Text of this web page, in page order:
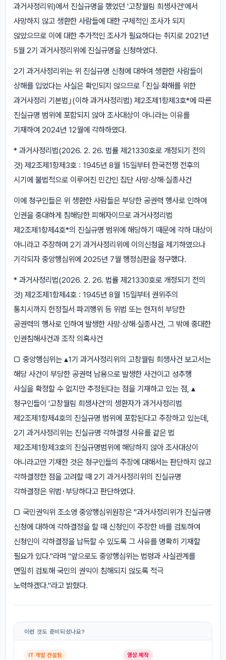
과거사정리위)에서 진실규명을 했었던 '고창월림 희생사건'에서
사망하지 않고 생환한 사람들에 대한 구체적인 조사가 되지
않았으므로 이에 대한 추가적인 조사가 필요하다는 취지로 2021년
5월 2기 과거사정리위에 진실규명을 신청하였다.
2기 과거사정리위는 위 진실규명 신청에 대하여 생환한 사람들이
상해를 입었다는 사실은 확인되지 않으므로 ｢진실·화해를 위한
과거사정리 기본법｣(이하 과거사정리법) 제2조제1항제3호*에 따른
진실규명 범위에 포함되지 않아 조사대상이 아니라는 이유를
기재하여 2024년 12월에 각하하였다.
* 과거사정리법(2026. 2. 26. 법률 제21330호로 개정되기 전의
것) 제2조제1항제3호 : 1945년 8월 15일부터 한국전쟁 전후의
시기에 불법적으로 이루어진 민간인 집단 사망·상해·실종사건
이에 청구인들은 위 생환한 사람들은 부당한 공권력 행사로 인하여
인권을 중대하게 침해당한 피해자이므로 과거사정리법
제2조제1항제4호*의 진실규명 범위에 해당하기 때문에 각하 대상이
아니라고 주장하며 2기 과거사정리위에 이의신청을 제기하였으나
기각되자 중앙행심위에 2025년 7월 행정심판을 청구했다.
* 과거사정리법(2026. 2. 26. 법률 제21330호로 개정되기 전의
것) 제2조제1항제4호 : 1945년 8월 15일부터 권위주의
통치시까지 헌정질서 파괴행위 등 위법 또는 현저히 부당한
공권력의 행사로 인하여 발생한 사망·상해·실종사건, 그 밖에 중대한
인권침해사건과 조작 의혹사건
□ 중앙행심위는 ▴1기 과거사정리위의 고창월림 희생사건 보고서는
해당 사건이 부당한 공권력 남용으로 발생한 사건이고 성추행
사실을 확정할 수 없지만 추정된다는 점을 기재하고 있는 점, ▴
청구인들이 '고창월림 희생사건'의 생환자가 과거사정리법
제2조제1항제4호의 진실규명 범위에 포함된다고 주장하고 있는데,
2기 과거사정리위는 진실규명 각하결정 사유를 같은 법
제2조제1항제3호의 진실규명범위에 해당하지 않아 조사대상이
아니라고만 기재한 것은 청구인들의 주장에 대해서는 판단하지 않고
각하결정한 점을 고려할 때 2기 과거사정리위의 진실규명
각하결정은 위법･부당하다고 판단하였다.
□ 국민권익위 조소영 중앙행심위원장은 "과거사정리위가 진실규명
신청에 대하여 각하결정을 할 때 신청인이 주장한 바를 검토하여
신청인이 각하결정을 납득할 수 있도록 그 사유를 명확히 기재할
필요가 있다."라며 "앞으로도 중앙행심위는 법령과 사실관계를
면밀히 검토해 국민의 권익이 침해되지 않도록 적극
노력하겠다."라고 밝혔다.
이런 것도 준비되셨나요?
IT 개발 컨설팅 영상 제작